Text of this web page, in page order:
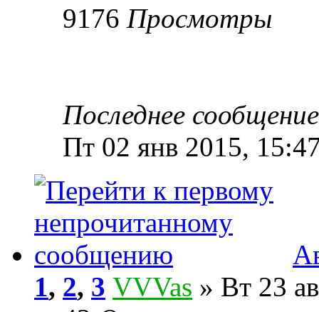
9176 Просмотры
Последнее
Пт 02 янв 2015,
1, 2, 3 VVVas » Вт 23